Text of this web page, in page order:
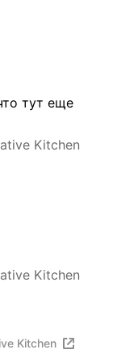
тут еще
Kitchen
Kitchen
Kitchen